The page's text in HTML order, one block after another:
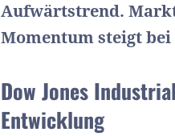
Aufwärtstrend.
Momentum steigt
Dow Jones
Entwicklung